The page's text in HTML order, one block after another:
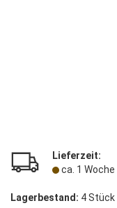
Lieferzeit:
ca. 1 Woche
Lagerbestand: 4Stück